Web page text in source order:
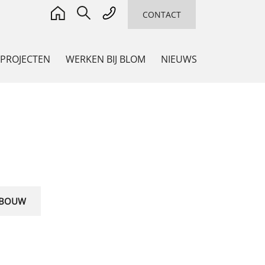
CONTACT
WERKEN BIJ BLOM NIEUWS